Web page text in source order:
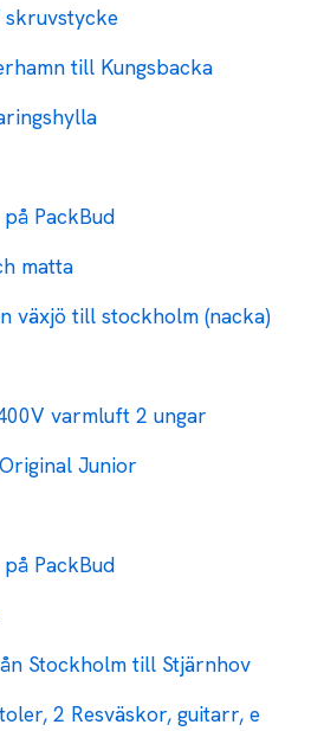
till Kungsbacka
PackBud
matta
växjö till stockholm (nacka)
varmluft 2 ungar
Junior
PackBud
Stockholm till Stjärnhov
2 Resväskor, guitarr, e